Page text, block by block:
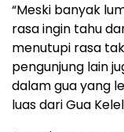
“Meski banyak
rasa ingin tahu
menutupi rasa
pengunjung lain
dalam gua yang
luas dari Gua